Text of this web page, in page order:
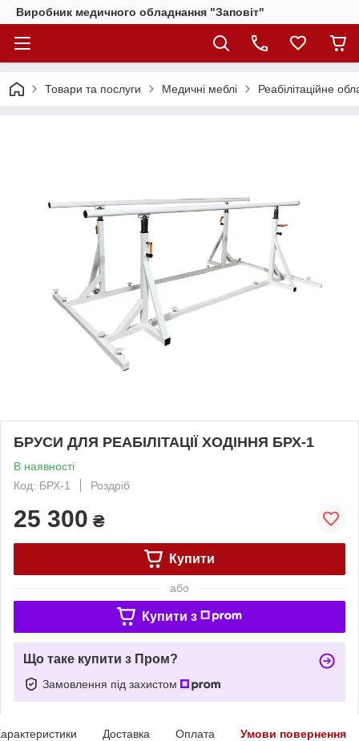
Виробник медичного обладнання "Заповіт"
Товари та послуги Медичні меблі Реабілітаційне
БРУСИ ДЛЯ РЕАБІЛІТАЦІЇ ХОДІННЯ БРХ-1
В наявності
Код: БРХ-1
Роздріб
25 300 ₴
Купити
або
Купити з
Що таке купити з Пром?
Замовлення під захистом
Доставка Оплата Умови повернення